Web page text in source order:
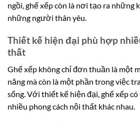
ngồi, ghế xếp còn là nơi tạo ra những
những người thân yêu.
Thiết kế hiện đại phù hợp
thất
Ghế xếp không chỉ đơn thuần là một
năng mà còn là một phần trong việc
sống. Với thiết kế hiện đại, ghế xếp
nhiều phong cách nội thất khác nhau.